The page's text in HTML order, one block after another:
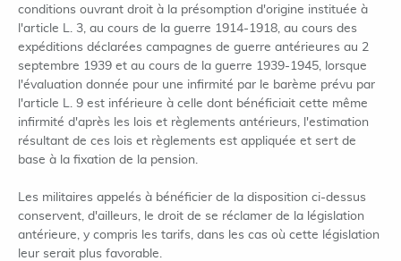
conditions ouvrant droit à la présomption d'origine instituée à
l'article L. 3, au cours de la guerre 1914-1918, au cours des
expéditions déclarées campagnes de guerre antérieures au 2
septembre 1939 et au cours de la guerre 1939-1945, lorsque
l'évaluation donnée pour une infirmité par le barème prévu par
l'article L. 9 est inférieure à celle dont bénéficiait cette même
infirmité d'après les lois et règlements antérieurs, l'estimation
résultant de ces lois et règlements est appliquée et sert de
base à la fixation de la pension.
Les militaires appelés à bénéficier de la disposition ci-dessus
conservent, d'ailleurs, le droit de se réclamer de la législation
antérieure, y compris les tarifs, dans les cas où cette législation
leur serait plus favorable.